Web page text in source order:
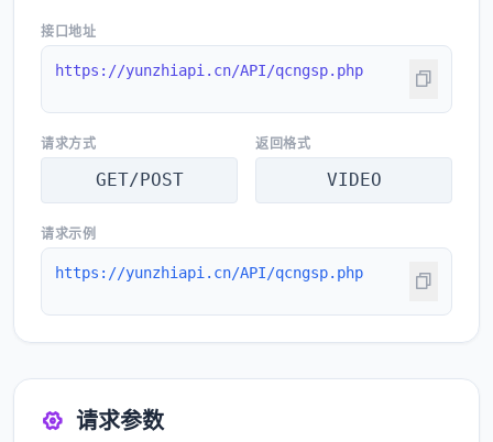
接口地址
https://yunzhiapi.cn/API/qcngsp.php
请求方式
GET/POST
返回格式
VIDEO
请求示例
https://yunzhiapi.cn/API/qcngsp.php
请求参数